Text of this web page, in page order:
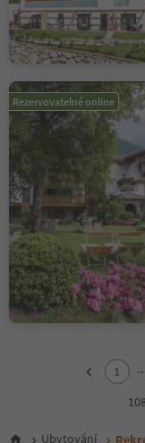
Rezervovatelné online
6
1
Ubytování